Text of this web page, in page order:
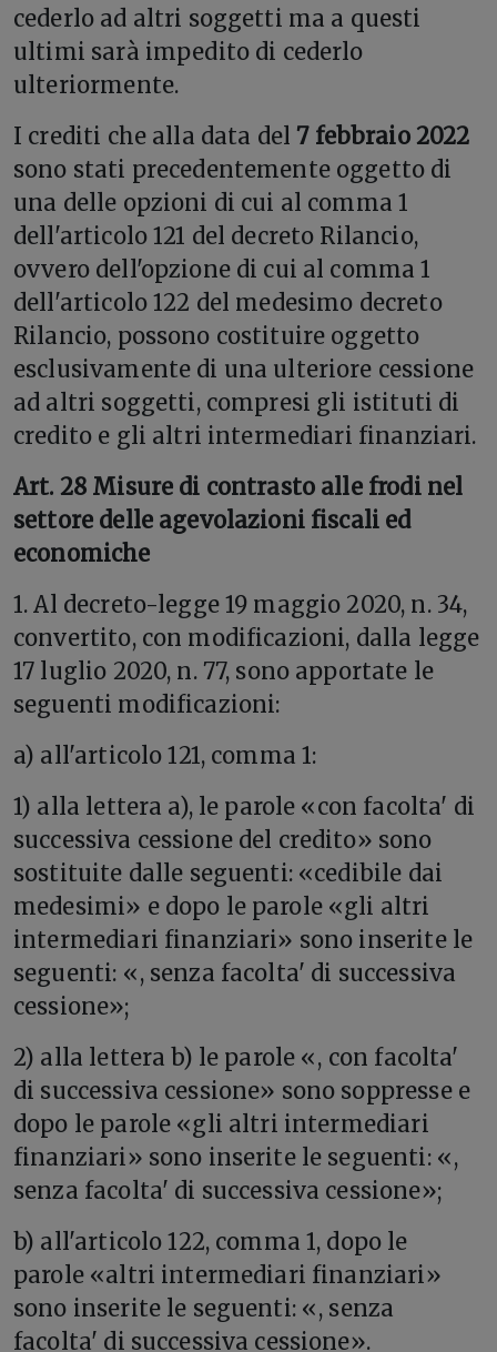
cederlo ad altri soggetti ma a questi
ultimi sarà impedito di cederlo
ulteriormente.
I crediti che alla data del 7 febbraio 2022
sono stati precedentemente oggetto di
una delle opzioni di cui al comma 1
dell'articolo 121 del decreto Rilancio,
ovvero dell'opzione di cui al comma 1
dell'articolo 122 del medesimo decreto
Rilancio, possono costituire oggetto
esclusivamente di una ulteriore cessione
ad altri soggetti, compresi gli istituti di
credito e gli altri intermediari finanziari.
Art. 28 Misure di contrasto alle frodi nel
settore delle agevolazioni fiscali ed
economiche
1. Al decreto-legge 19 maggio 2020, n. 34,
convertito, con modificazioni, dalla legge
17 luglio 2020, n. 77, sono apportate le
seguenti modificazioni:
a) all'articolo 121, comma 1:
1) alla lettera a), le parole «con facolta' di
successiva cessione del credito» sono
sostituite dalle seguenti: «cedibile dai
medesimi» e dopo le parole «gli altri
intermediari finanziari» sono inserite le
seguenti: «, senza facolta' di successiva
cessione»;
2) alla lettera b) le parole «, con facolta'
di successiva cessione» sono soppresse e
dopo le parole «gli altri intermediari
finanziari» sono inserite le seguenti: «,
senza facolta' di successiva cessione»;
b) all'articolo 122, comma 1, dopo le
parole «altri intermediari finanziari»
sono inserite le seguenti: «, senza
facolta' di successiva cessione».